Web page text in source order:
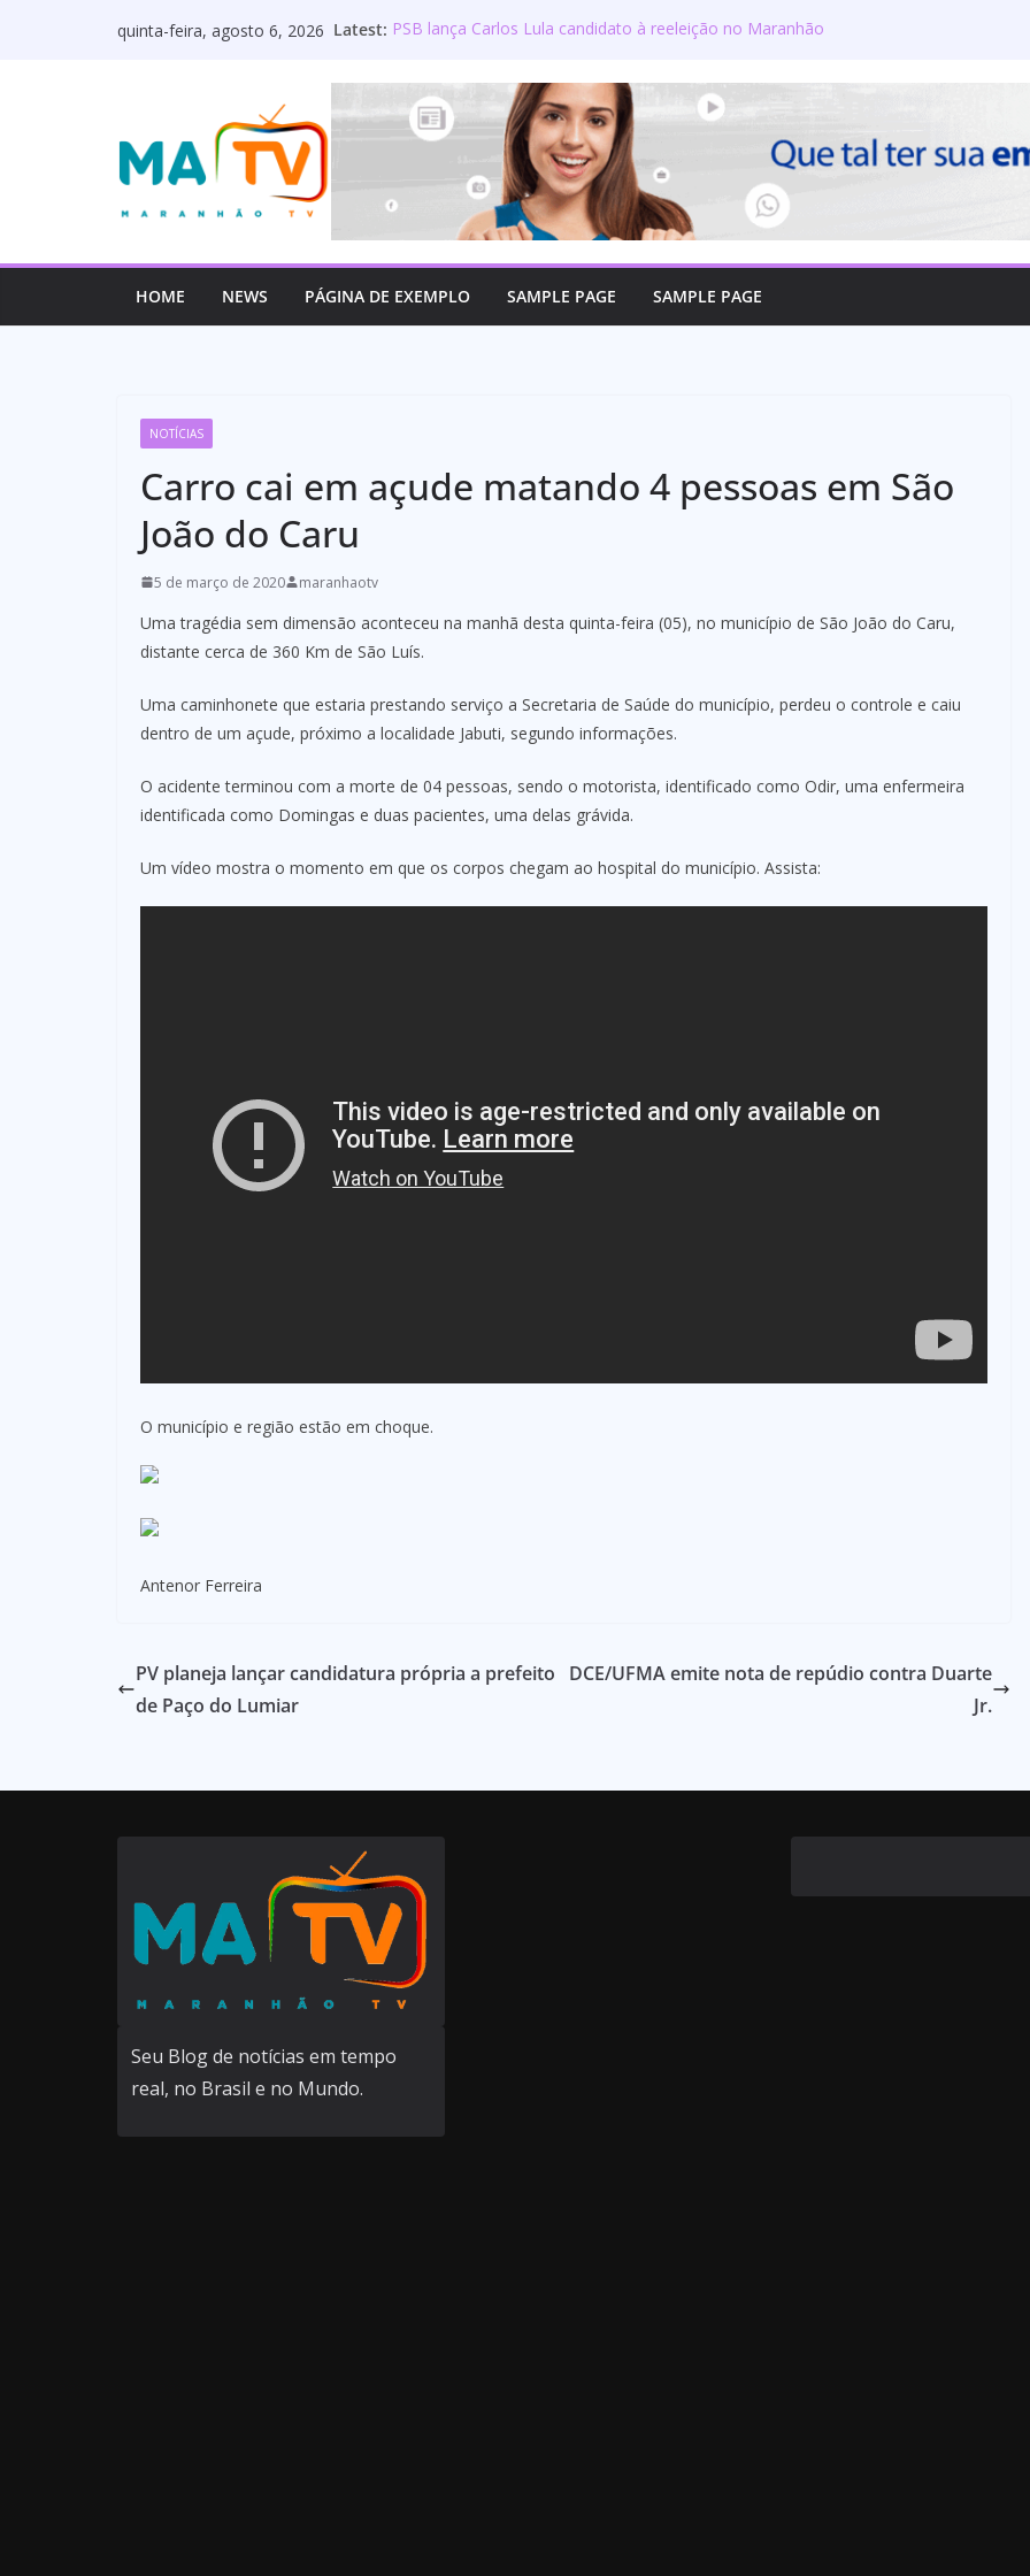
quinta-feira, agosto 6, 2026 Latest: PSB lança Carlos Lula candidato à reeleição no Maranhão
Lourdinha Pereira toma posse no Senado e se torna a
primeira senadora de Coroatá
Wellington do Curso oficializa candidatura a deputado
estadual e reafirma compromisso com o povo do Maranhão
Mulato é oficializado como candidato a deputado federal
HOME NEWS PÁGINA DE EXEMPLO SAMPLE PAGE SAMPLE PAGE
NOTÍCIAS
Carro cai em açude matando 4 pessoas em São
João do Caru
5 de março de 2020 maranhaotv
Uma tragédia sem dimensão aconteceu na manhã desta quinta-feira (05), no município de São João do Caru,
distante cerca de 360 Km de São Luís.
Uma caminhonete que estaria prestando serviço a Secretaria de Saúde do município, perdeu o controle e caiu
dentro de um açude, próximo a localidade Jabuti, segundo informações.
O acidente terminou com a morte de 04 pessoas, sendo o motorista, identificado como Odir, uma enfermeira
identificada como Domingas e duas pacientes, uma delas grávida.
Um vídeo mostra o momento em que os corpos chegam ao hospital do município. Assista:
O município e região estão em choque.
Antenor Ferreira
PV planeja lançar candidatura própria a prefeito
de Paço do Lumiar
DCE/UFMA emite nota de repúdio contra Duarte
Jr.
Seu Blog de notícias em tempo
real, no Brasil e no Mundo.